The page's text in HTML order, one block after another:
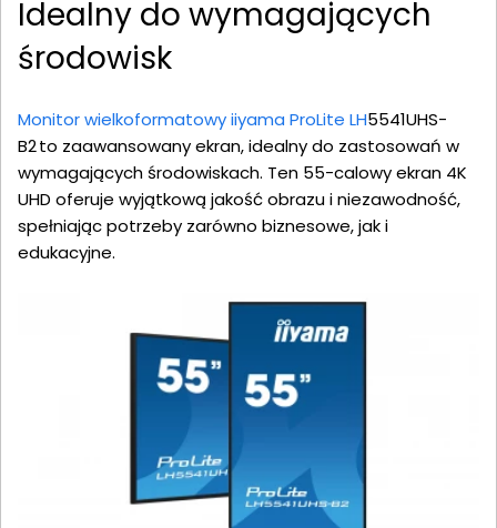
Idealny do wymagających
środowisk
Monitor wielkoformatowy iiyama ProLite LH5541UHS-
B2 to zaawansowany ekran, idealny do zastosowań w
wymagających środowiskach. Ten 55-calowy ekran 4K
UHD oferuje wyjątkową jakość obrazu i niezawodność,
spełniając potrzeby zarówno biznesowe, jak i
edukacyjne.